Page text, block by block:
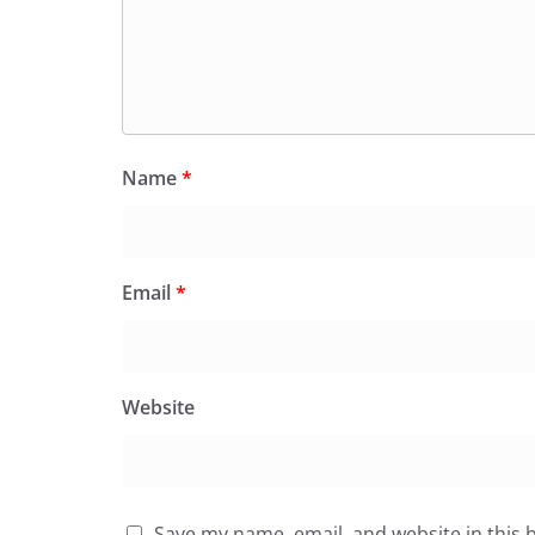
Name*
Email*
Website